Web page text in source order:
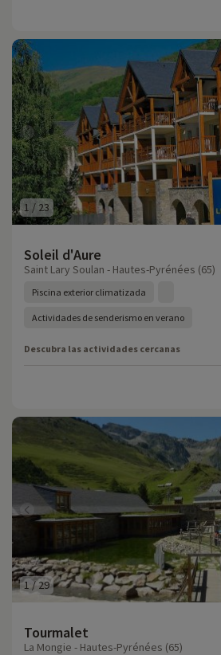
1 / 23
Soleil d'Aure
Saint Lary Soulan - Hautes-Pyrénées (65)
Piscina exterior climatizada
Actividades de senderismo en verano
Descubra las actividades cercanas
1 /29
Tourmalet
La Mongie - Hautes-Pyrénées (65)